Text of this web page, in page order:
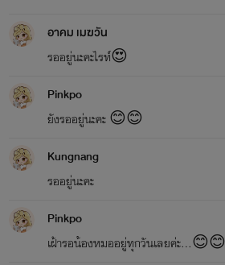
อาคม​ เมฆวัน
รออยู่นะคะไรท์😍
Pinkpo
ยังรออยู่นะคะ 😊😊
Kungnang
รออยู่นะคะ
Pinkpo
เฝ้ารอน้องหมออยู่ทุกวันเลยค่ะ...😊😊